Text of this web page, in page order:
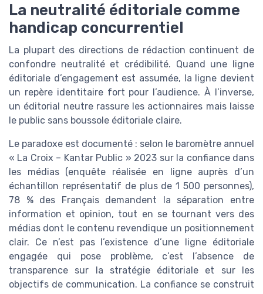
La neutralité éditoriale comme
handicap concurrentiel
La plupart des directions de rédaction continuent de
confondre neutralité et crédibilité. Quand une ligne
éditoriale d’engagement est assumée, la ligne devient
un repère identitaire fort pour l’audience. À l’inverse,
un éditorial neutre rassure les actionnaires mais laisse
le public sans boussole éditoriale claire.
Le paradoxe est documenté : selon le baromètre annuel
« La Croix – Kantar Public » 2023 sur la confiance dans
les médias (enquête réalisée en ligne auprès d’un
échantillon représentatif de plus de 1 500 personnes),
78 % des Français demandent la séparation entre
information et opinion, tout en se tournant vers des
médias dont le contenu revendique un positionnement
clair. Ce n’est pas l’existence d’une ligne éditoriale
engagée qui pose problème, c’est l’absence de
transparence sur la stratégie éditoriale et sur les
objectifs de communication. La confiance se construit